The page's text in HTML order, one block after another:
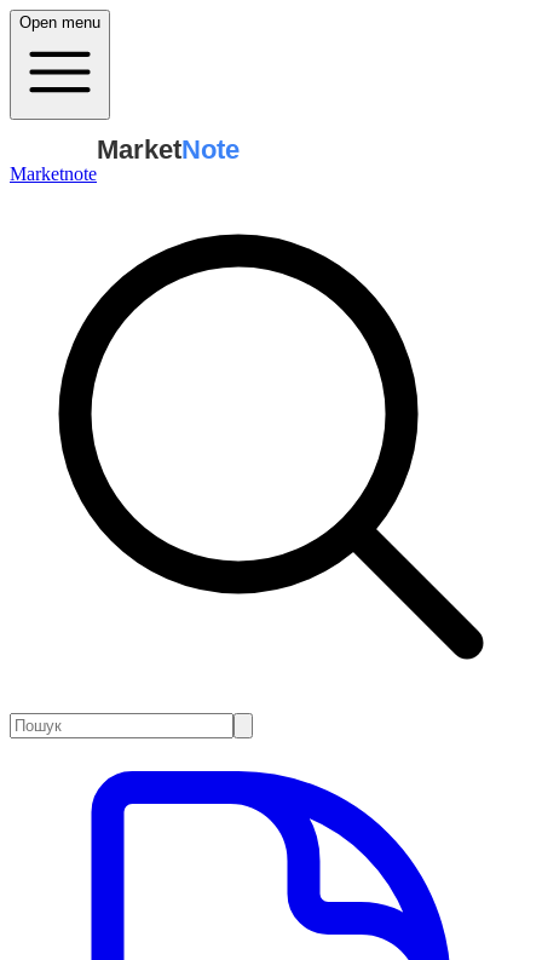
Open menu
Marketnote
MarketNote